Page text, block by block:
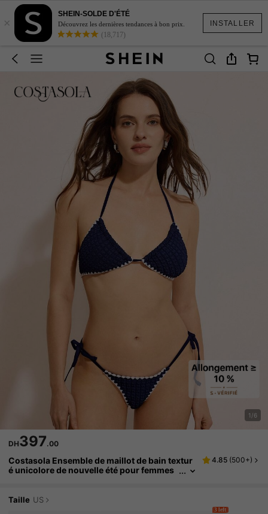
INSTALLER
×
SHEIN-SOLDE D'ÉTÉ
Découvrez les dernières tendances à bon prix.
(18,717)
1/6
DH397.00
Costasola Ensemble de maillot de bain textur
é unicolore de nouvelle été pour femmes
ances à la plage
4.85 (500+)
Taille US
3 left